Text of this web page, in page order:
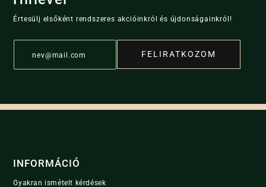
may
be
chosen
product
Értesülj elsőként rendszeres akcióinkról és újdonságainkról!
a
*
FELIRATKOZOM
INFORMÁCIÓ
Gyakran ismételt kérdések